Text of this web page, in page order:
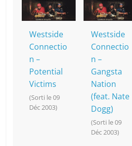
o
k
at p k
Westside
Connectio
n –
Potential
Victims
(Sorti le 09
Déc 2003)
Westside
Connectio
n –
Gangsta
Nation
(feat. Nate
Dogg)
(Sorti le 09
Déc 2003)